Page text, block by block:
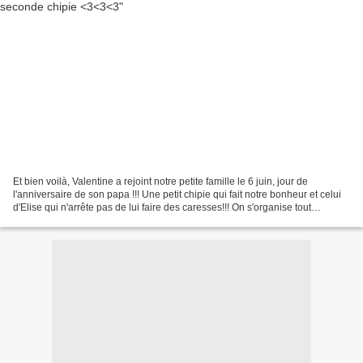
Et bien voilà, Valentine a rejoint notre petite famille le 6 juin, jour de
l'anniversaire de son papa !!! Une petit chipie qui fait notre bonheur et celui
d'Elise qui n'arrête pas de lui faire des caresses!!! On s'organise tout